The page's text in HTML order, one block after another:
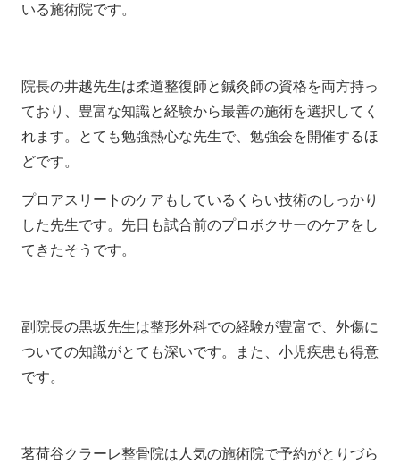
いる施術院です。
院長の井越先生は柔道整復師と鍼灸師の資格を両方持っ
ており、豊富な知識と経験から最善の施術を選択してく
れます。とても勉強熱心な先生で、勉強会を開催するほ
どです。
プロアスリートのケアもしているくらい技術のしっかり
した先生です。先日も試合前のプロボクサーのケアをし
てきたそうです。
副院長の黒坂先生は整形外科での経験が豊富で、外傷に
ついての知識がとても深いです。また、小児疾患も得意
です。
茗荷谷クラーレ整骨院は人気の施術院で予約がとりづら